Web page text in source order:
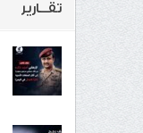
تقــارير